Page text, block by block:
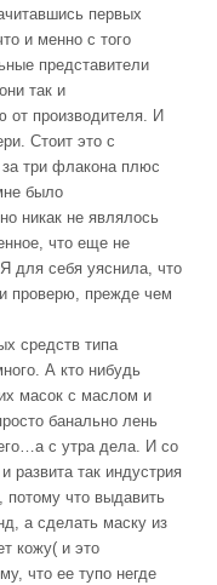
первых
и менно с того
представители
так и
от производителя. И
Стоит это с
за три флакона плюс
было
никак не являлось
что еще не
для себя уяснила, что
проверю, прежде чем
средств типа
А кто нибудь
масок с маслом и
банально лень
с утра дела. И со
развита так индустрия
потому что выдавить
а сделать маску из
кожу( и это
что ее тупо негде